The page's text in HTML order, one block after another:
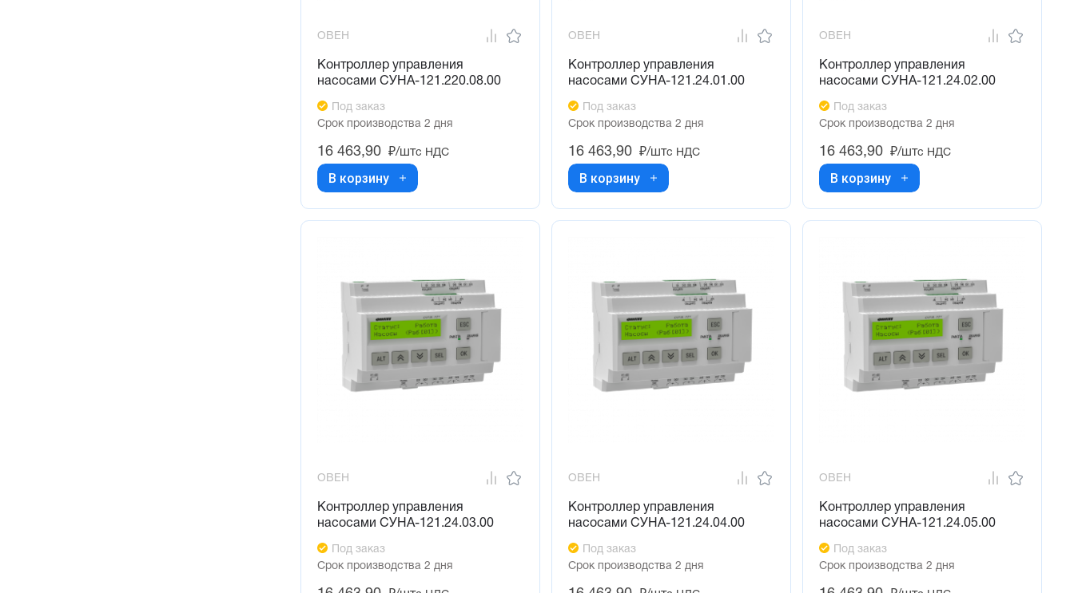
ОВЕН
Контроллер управления
насосами СУНА-121.220.08.00
Под заказ
Срок производства 2 дня
16 463,90 ₽/штс НДС
В корзину
ОВЕН
Контроллер управления
насосами СУНА-121.24.01.00
Под заказ
Срок производства 2 дня
16 463,90 ₽/штс НДС
В корзину
ОВЕН
Контроллер управления
насосами СУНА-121.24.02.00
Под заказ
Срок производства 2 дня
16 463,90 ₽/штс НДС
В корзину
ОВЕН
Контроллер управления
насосами СУНА-121.24.03.00
Под заказ
Срок производства 2 дня
ОВЕН
Контроллер управления
насосами СУНА-121.24.04.00
Под заказ
Срок производства 2 дня
ОВЕН
Контроллер управления
насосами СУНА-121.24.05.00
Под заказ
Срок производства 2 дня